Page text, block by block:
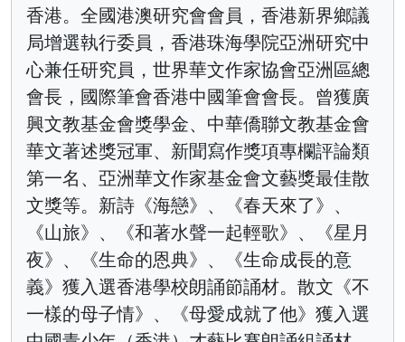
香港。全國港澳研究會會員，香港新界鄉議
局增選執行委員，香港珠海學院亞洲研究中
心兼任研究員，世界華文作家協會亞洲區總
會長，國際筆會香港中國筆會會長。曾獲廣
興文教基金會獎學金、中華僑聯文教基金會
華文著述獎冠軍、新聞寫作獎項專欄評論類
第一名、亞洲華文作家基金會文藝獎最佳散
文獎等。新詩《海戀》、《春天來了》、
《山旅》、《和著水聲一起輕歌》、《星月
夜》、《生命的恩典》、《生命成長的意
義》獲入選香港學校朗誦節誦材。散文《不
一樣的母子情》、《母愛成就了他》獲入選